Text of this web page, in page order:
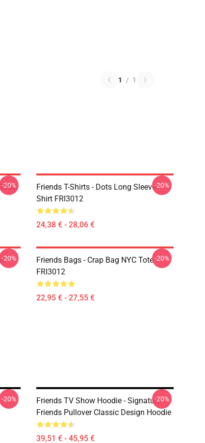
1 / 1
-20%
Friends T-Shirts - Dots Long Sleeve
Shirt FRI3012
24,38 € - 28,06 €
-20%
-20%
Friends Bags - Crap Bag NYC Tote
FRI3012
22,95 € - 27,55 €
-20%
-20%
Friends TV Show Hoodie - Signature
Friends Pullover Classic Design Hoodie
39,51 € - 45,95 €
-20%